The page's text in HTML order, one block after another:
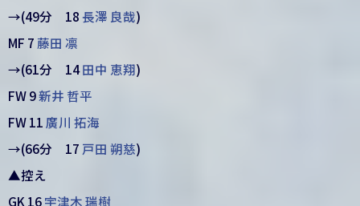
→(49分 18 長澤 良哉)
MF 7 藤田 凛
→(61分 14田中 恵翔)
FW 9新井 哲平
FW 11 廣川 拓海
→(66分 17 戸田 朔慈)
▲控え
GK 16宇津木 瑞樹